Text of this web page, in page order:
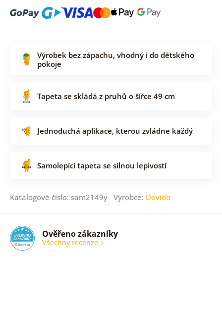
Výrobek bez zápachu, vhodný i do dětského
pokoje
Tapeta se skládá z pruhů o šířce 49 cm
Jednoduchá aplikace, kterou zvládne každý
Samolepící tapeta se silnou lepivostí
Katalogové číslo: sam2149y Výrobce: Dovido
Ověřeno zákazníky
Všechny recenze